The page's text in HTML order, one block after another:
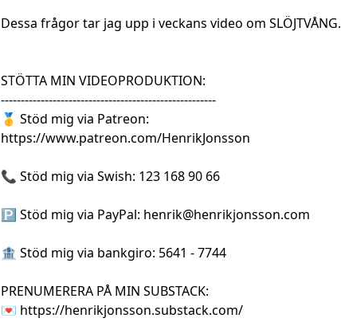
Dessa frågor tar jag upp i veckans video om SLÖJTVÅNG.
STÖTTA MIN VIDEOPRODUKTION:
------------------------------------------------------
🥇 Stöd mig via Patreon:
https://www.patreon.com/HenrikJonsson
📞 Stöd mig via Swish: 123 168 90 66
🅿 Stöd mig via PayPal: henrik@henrikjonsson.com
🏦 Stöd mig via bankgiro: 5641 - 7744
PRENUMERERA PÅ MIN SUBSTACK:
💌 https://henrikjonsson.substack.com/